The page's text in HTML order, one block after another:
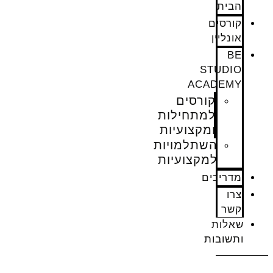
הבית
קורסים
אונליין
BE
STUDIO
ACADEMY
קורסים
למתחילות
ומקצועיות
השתלמויות
למקצועיות
מדריכים
צרו
קשר
שאלות
ותשובות